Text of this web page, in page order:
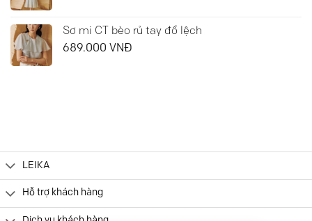
Sơ mi CT bèo rủ tay đổ lệch
689.000 VNĐ
LEIKA
Hỗ trợ khách hàng